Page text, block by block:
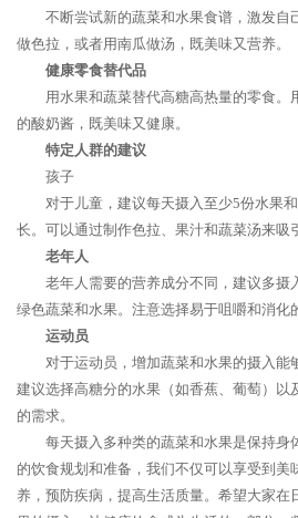
不断尝试新的蔬菜和水果食谱，激发自
做色拉，或者用南瓜做汤，既美味又营养。
健康零食替代品
用水果和蔬菜替代高糖高热量的零食。
的酸奶酱，既美味又健康。
特定人群的建议
孩子
对于儿童，建议每天摄入至少5份水果
长。可以通过制作色拉、果汁和蔬菜汤来吸
老年人
老年人需要的营养成分不同，建议多摄
绿色蔬菜和水果。注意选择易于咀嚼和消化
运动员
对于运动员，增加蔬菜和水果的摄入能
建议选择高糖分的水果（如香蕉、葡萄）以
的需求。
每天摄入多种类的蔬菜和水果是保持身
的饮食规划和准备，我们不仅可以享受到美
养，预防疾病，提高生活质量。希望大家在